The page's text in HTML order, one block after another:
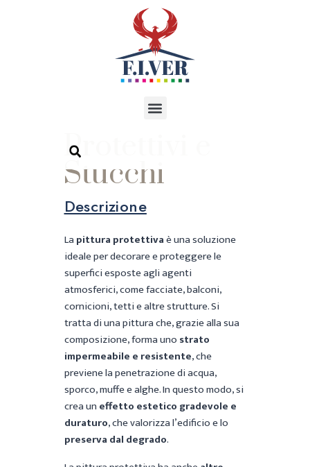
Protettivi e
Stucchi
Descrizione
La pittura protettivaè una soluzione
ideale per decorare e proteggere le
superfici esposte agli agenti
atmosferici, come facciate, balconi,
cornicioni, tetti e altre strutture. Si
tratta di una pittura che, grazie alla sua
composizione, forma uno strato
impermeabile e resistente, che
previene la penetrazione di acqua,
sporco, muffe e alghe. In questo modo, si
crea un effetto estetico gradevole e
duraturo, che valorizza l’edificio e lo
preserva dal degrado.